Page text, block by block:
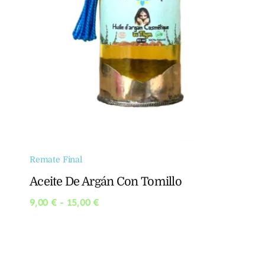
Remate Final
Aceite De Argán Con Tomillo
9,00€ - 15,00€Rango